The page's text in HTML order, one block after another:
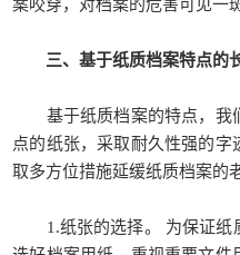
案咬穿，对档案的危害可见一
三、基于纸质档案特点的
基于纸质档案的特点，我
点的纸张，采取耐久性强的
取多方位措施延缓纸质档案的
1.纸张的选择。 为保证纸